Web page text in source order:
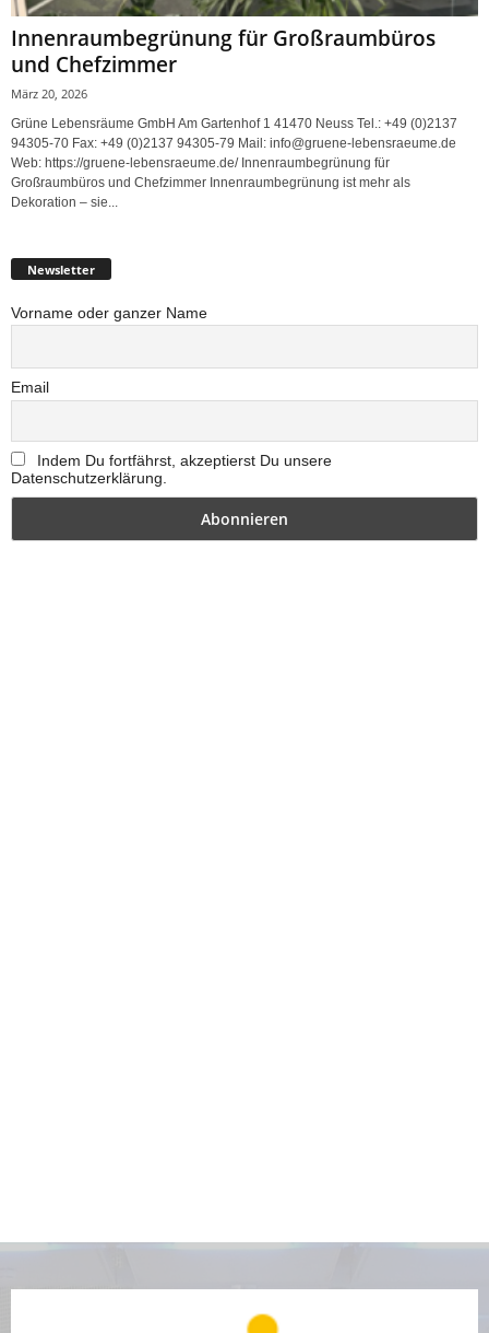
Innenraumbegrünung für Großraumbüros
und Chefzimmer
März 20, 2026
Grüne Lebensräume GmbH Am Gartenhof 1 41470 Neuss Tel.: +49 (0)2137
94305-70 Fax: +49 (0)2137 94305-79 Mail: info@gruene-lebensraeume.de
Web: https://gruene-lebensraeume.de/ Innenraumbegrünung für
Großraumbüros und Chefzimmer Innenraumbegrünung ist mehr als
Dekoration – sie...
Newsletter
Vorname oder ganzer Name
Email
Indem Du fortfährst, akzeptierst Du unsere
Datenschutzerklärung.